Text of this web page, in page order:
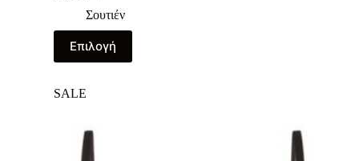
Σουτιέν
Επιλογή
SALE